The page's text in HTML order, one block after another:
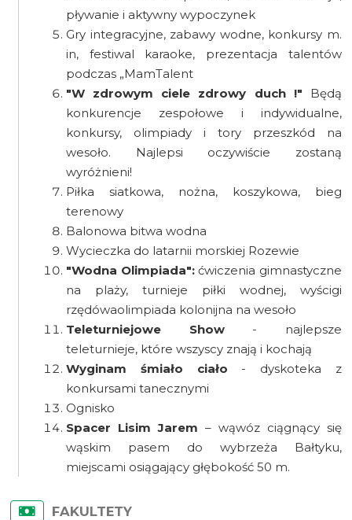
pływanie i aktywny wypoczynek
Gry integracyjne, zabawy wodne, konkursy m.
in, festiwal karaoke, prezentacja talentów
podczas „MamTalent
"W zdrowym ciele zdrowy duch !" Będą
konkurencje zespołowe i indywidualne,
konkursy, olimpiady i tory przeszkód na
wesoło. Najlepsi oczywiście zostaną
wyróżnieni!
Piłka siatkowa, nożna, koszykowa, bieg
terenowy
Balonowa bitwa wodna
Wycieczka do latarnii morskiej Rozewie
"Wodna Olimpiada":ćwiczenia gimnastyczne
na plaży, turnieje piłki wodnej, wyścigi
rzędówaolimpiada kolonijna na wesoło
Teleturniejowe Show- najlepsze
teleturnieje, które wszyscy znają i kochają
Wyginam śmiało ciało - dyskoteka z
konkursami tanecznymi
Ognisko
Spacer Lisim Jarem – wąwóz ciągnący się
wąskim pasem do wybrzeża Bałtyku,
miejscami osiągający głębokość 50 m.
FAKULTETY